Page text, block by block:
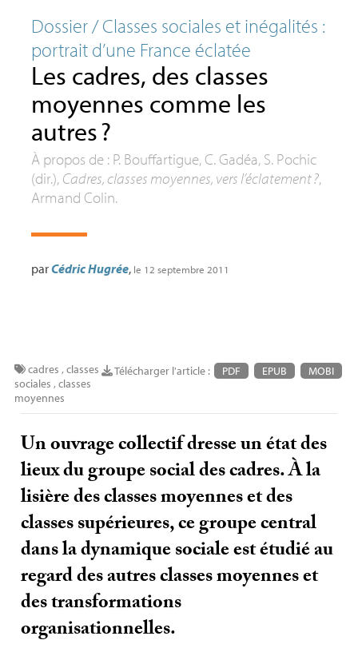
Dossier / Classes sociales et inégalités :
portrait d’une France éclatée
Les cadres, des classes
moyennes comme les
autres?
À propos de : P. Bouffartigue, C. Gadéa, S. Pochic
(dir.), Cadres, classes moyennes, vers l’éclatement?,
Armand Colin.
parCédric Hugrée, le 12 septembre 2011
Télécharger l'article : PDF EPUB MOBI
cadres ,classes
sociales ,classes
moyennes
Un ouvrage collectif dresse un état des
lieux du groupe social des cadres. À la
lisière des classes moyennes et des
classes supérieures, ce groupe central
dans la dynamique sociale est étudié au
regard des autres classes moyennes et
des transformations
organisationnelles.